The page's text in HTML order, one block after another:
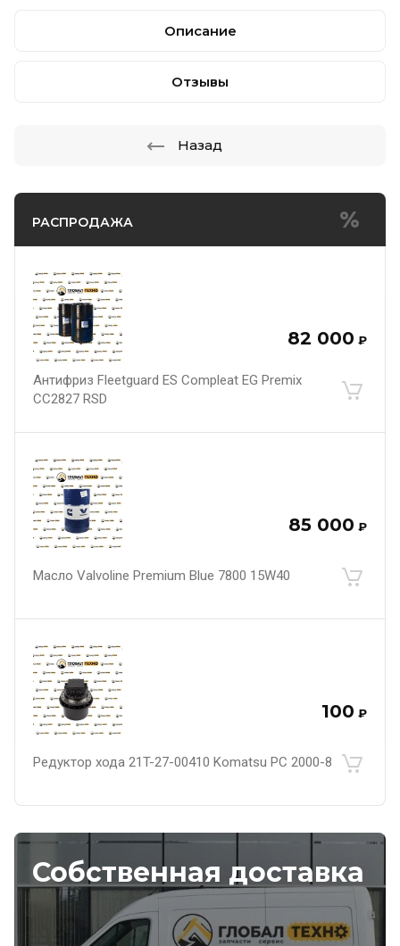
Описание
Отзывы
Назад
РАСПРОДАЖА
82 000 ₽
Антифриз Fleetguard ES Compleat EG Premix
CC2827 RSD
85 000 ₽
Масло Valvoline Premium Blue 7800 15W40
100 ₽
Редуктор хода 21T-27-00410 Komatsu PC 2000-8
Собственная доставка